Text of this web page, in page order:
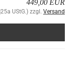
449,00 EUR
UStG.) zzgl. Versand